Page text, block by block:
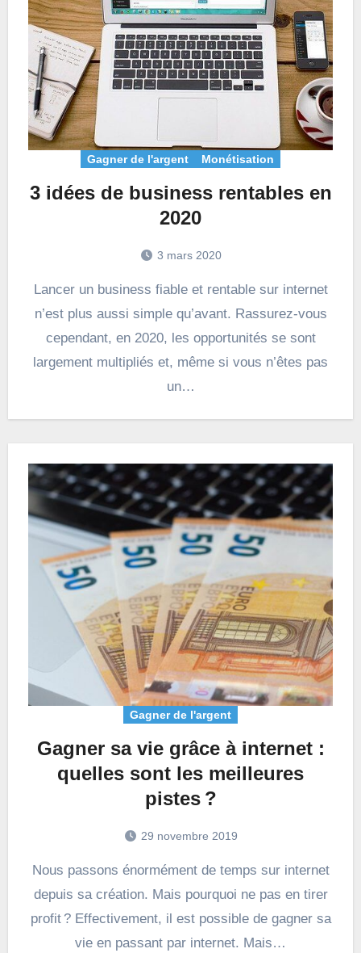
Gagner de l'argent Monétisation
3 idées de business rentables en
2020
3 mars 2020
Lancer un business fiable et rentable sur internet
n’est plus aussi simple qu’avant. Rassurez-vous
cependant, en 2020, les opportunités se sont
largement multipliés et, même si vous n’êtes pas
un…
Gagner de l'argent
Gagner sa vie grâce à internet :
quelles sont les meilleures
pistes ?
29 novembre 2019
Nous passons énormément de temps sur internet
depuis sa création. Mais pourquoi ne pas en tirer
profit ? Effectivement, il est possible de gagner sa
vie en passant par internet. Mais…